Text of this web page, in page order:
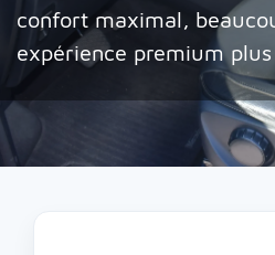
confort maximal,
expérience premium